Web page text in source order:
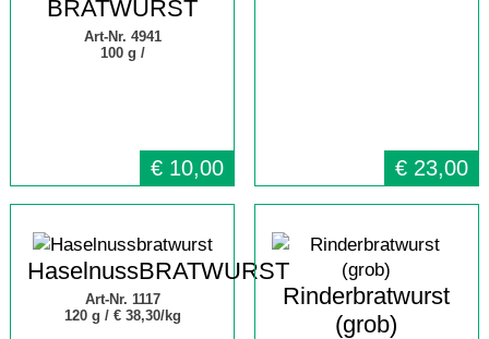
BRATWURST
Art-Nr. 4941
100 g /
€ 10,00 € 23,00
HaselnussBRATWURST
Art-Nr. 1117
120 g / € 38,30/kg
Rinderbratwurst
(grob)